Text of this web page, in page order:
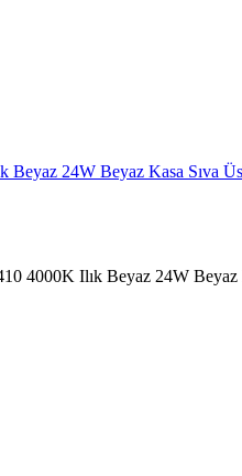
24W Beyaz Kasa Sıva
4000K Ilık Beyaz 24W Beyaz